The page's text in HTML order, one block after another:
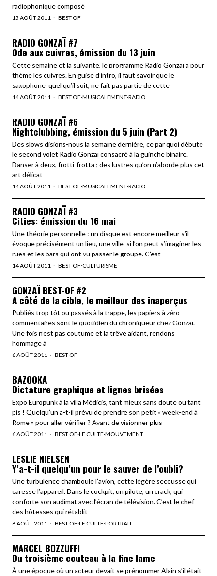
radiophonique composé
15 AOÛT 2011 BEST OF
RADIO GONZAÏ #7
Ode aux cuivres, émission du 13 juin
Cette semaine et la suivante, le programme Radio Gonzaï a pour
thème les cuivres. En guise d’intro, il faut savoir que le
saxophone, quel qu’il soit, ne fait pas partie de cette
14 AOÛT 2011 BEST OF·MUSICALEMENT·RADIO
RADIO GONZAÏ #6
Nightclubbing, émission du 5 juin (Part 2)
Des slows disions-nous la semaine dernière, ce par quoi débute
le second volet Radio Gonzaï consacré à la guinche binaire.
Danser à deux, frotti-frotta ; des lustres qu’on n’aborde plus cet
art délicat
14 AOÛT 2011 BEST OF·MUSICALEMENT·RADIO
RADIO GONZAÏ #3
Cities: émission du 16 mai
Une théorie personnelle : un disque est encore meilleur s’il
évoque précisément un lieu, une ville, si l’on peut s’imaginer les
rues et les bars qui ont vu passer le groupe. C’est
14 AOÛT 2011 BEST OF·CULTURISME
GONZAÏ BEST-OF #2
A côté de la cible, le meilleur des inaperçus
Publiés trop tôt ou passés à la trappe, les papiers à zéro
commentaires sont le quotidien du chroniqueur chez Gonzaï.
Une fois n’est pas coutume et la trêve aidant, rendons
hommage à
6 AOÛT 2011 BEST OF
BAZOOKA
Dictature graphique et lignes brisées
Expo Europunk à la villa Médicis, tant mieux sans doute ou tant
pis ! Quelqu’un a-t-il prévu de prendre son petit « week-end à
Rome » pour aller vérifier ? Avant de visionner plus
6 AOÛT 2011 BEST OF·LE CULTE·MOUVEMENT
LESLIE NIELSEN
Y’a-t-il quelqu’un pour le sauver de l’oubli?
Une turbulence chamboule l’avion, cette légère secousse qui
caresse l’appareil. Dans le cockpit, un pilote, un crack, qui
conforte son audimat avec l’écran de télévision. C’est le chef
des hôtesses qui rétablit
6 AOÛT 2011 BEST OF·LE CULTE·PORTRAIT
MARCEL BOZZUFFI
Du troisième couteau à la fine lame
À une époque où un acteur devait se prénommer Alain s’il était